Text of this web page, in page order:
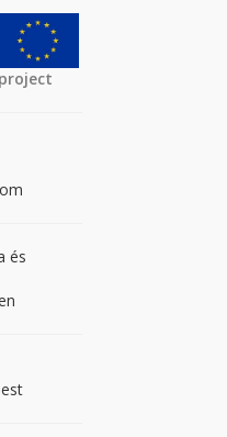
project
és